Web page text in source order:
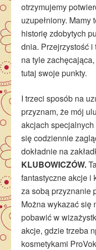
otrzymujemy
uzupełniony. Mamy
historię zdobytych
dnia. Przejrzystość
na tyle
tutaj swoje punkty.
I trzeci sposób na
przyznam, że mój
akcjach
się codziennie
dokładnie na
KLUBOWICZÓW.
fantastyczne akcje i
za sobą przyznanie
Można wykazać się
pobawić w
akcje, gdzie trzeba
kosmetykami